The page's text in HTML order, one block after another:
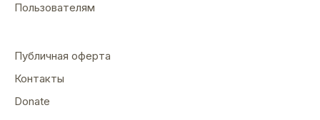
Пользователям
Публичная оферта
Контакты
Donate